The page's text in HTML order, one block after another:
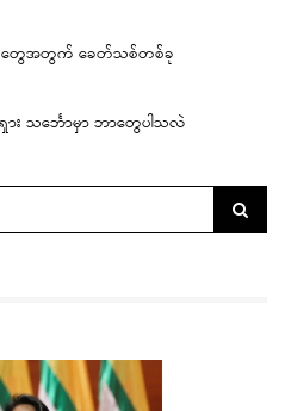
တွေအတွက် ခေတ်သစ်တစ်ခု
ား သင်္ဘောမှာ ဘာတွေပါသလဲ